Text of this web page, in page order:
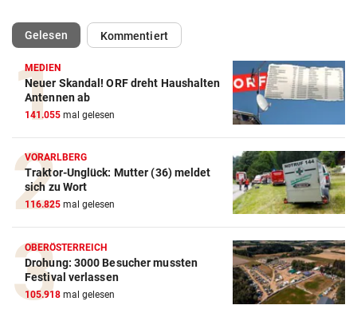
Gelesen(ausgewählt)Kommentiert
MEDIEN
Neuer Skandal! ORF dreht Haushalten
Antennen ab
141.055 mal gelesen
VORARLBERG
Traktor-Unglück: Mutter (36) meldet
sich zu Wort
116.825 mal gelesen
OBERÖSTERREICH
Drohung: 3000 Besucher mussten
Festival verlassen
105.918 mal gelesen